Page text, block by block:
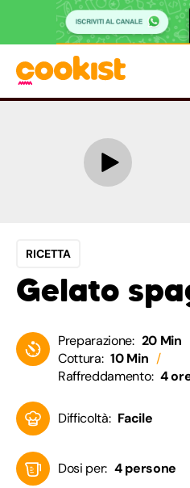
RICETTA
Gelato
Preparazione: 20 Min
Cottura: 10 Min
Raffreddamento: 4
Difficoltà: Facile
Dosi per: 4 persone